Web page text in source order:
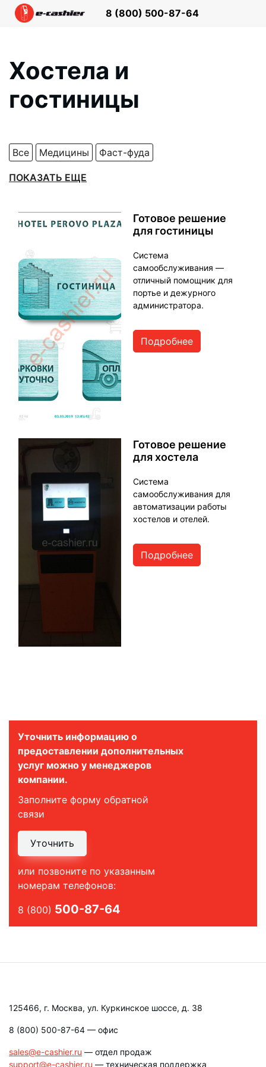
8 (800) 500-87-64
Хостела и
гостиницы
Все Медицины
Фаст-фуда
Парикмахерской и барбершопа
Розничной торговли
Хостела и гостиницы
Кинотеатра
ЖКХ
Фитнес-клуба
Ресторана и кафе
Парковки
ПОКАЗАТЬ ЕЩЕ
Готовое решение
для гостиницы
Система
самообслуживания —
отличный помощник для
портье и дежурного
администратора.
Подробнее
Готовое решение
для хостела
Система
самообслуживания для
автоматизации работы
хостелов и отелей.
Подробнее
Уточнить информацию о
предоставлении дополнительных
услуг можно у менеджеров
компании.
Заполните форму обратной
связи
Уточнить
или позвоните по указанным
номерам телефонов:
8 (800) 500-87-64
125466, г. Москва, ул. Куркинское шоссе, д. 38
8 (800) 500-87-64 — офис
sales@e-cashier.ru — отдел продаж
support@e-cashier.ru — техническая поддержка